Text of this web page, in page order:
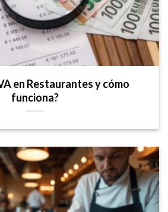
en Restaurantes y cómo
funciona?